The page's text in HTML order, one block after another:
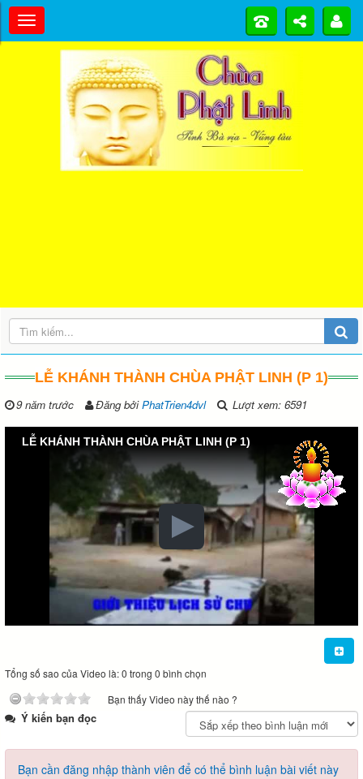
LỄ KHÁNH THÀNH CHÙA PHẬT LINH (P 1)
9 năm trước Đăng bởiPhatTrien4dvl Lượt xem: 6591
LỄ KHÁNH THÀNH CHÙA PHẬT LINH (P 1)
Tổng số sao của Video là: 0 trong 0 bình chọn
Bạn thấy Video này thế nào ?
Ý kiến bạn đọc
Bạn cần đăng nhập thành viên để có thể bình luận bài viết này